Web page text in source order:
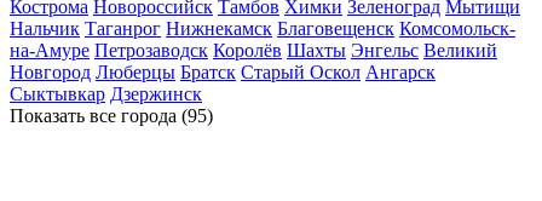
Кострома Новороссийск Тамбов Химки Зеленоград Мытищи
Нальчик Таганрог Нижнекамск Благовещенск Комсомольск-
на-Амуре Петрозаводск Королёв Шахты Энгельс Великий
Новгород Люберцы Братск Старый Оскол Ангарск
Сыктывкар Дзержинск
Показать все города (95)